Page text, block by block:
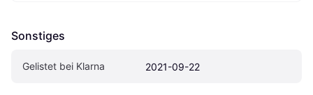
Sonstiges
Gelistet bei Klarna 2021-09-22